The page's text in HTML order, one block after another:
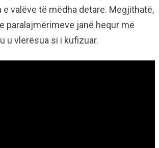
e valëve të mëdha detare. Megjithatë,
paralajmërimeve janë hequr më
u vlerësua si i kufizuar.